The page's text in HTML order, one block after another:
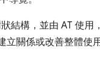
結構，並由 AT 使用
立關係或改善整體使